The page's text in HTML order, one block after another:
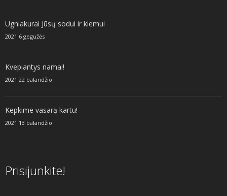
Ugniakurai Jūsų sodui ir kiemui
2021 6 gegužės
Kvepiantys namai!
2021 22 balandžio
Kepkime vasarą kartu!
2021 13 balandžio
Prisijunkite!